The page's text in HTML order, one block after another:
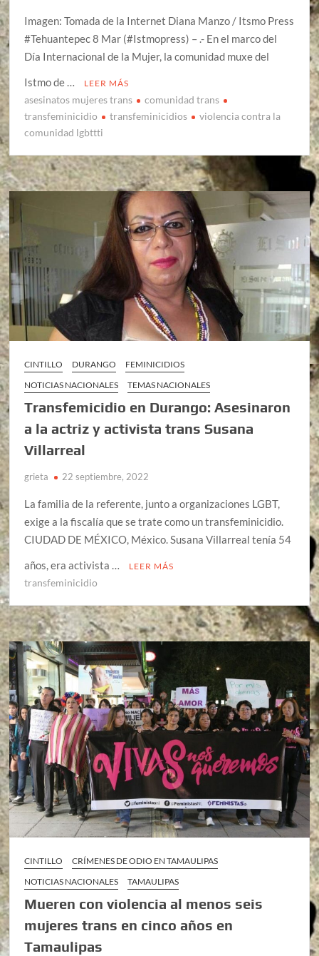
Imagen: Tomada de la Internet Diana Manzo / Itsmo Press
#Tehuantepec 8 Mar (#Istmopress) – .- En el marco del
Día Internacional de la Mujer, la comunidad muxe del
Istmo de …
LEER MÁS
asesinatos mujeres trans
comunidad trans
transfeminicidio
transfeminicidios
violencia contra la
comunidad lgbttti
CINTILLO DURANGO
FEMINICIDIOS
NOTICIAS NACIONALES
TEMAS NACIONALES
Transfemicidio en Durango: Asesinaron
a la actriz y activista trans Susana
Villarreal
grieta 22 septiembre, 2022
La familia de la referente, junto a organizaciones LGBT,
exige a la fiscalía que se trate como un transfeminicidio.
CIUDAD DE MÉXICO, México. Susana Villarreal tenía 54
años, era activista …
LEER MÁS
transfeminicidio
CINTILLO
CRÍMENES DE ODIO EN TAMAULIPAS
NOTICIAS NACIONALES
TAMAULIPAS
Mueren con violencia al menos seis
mujeres trans en cinco años en
Tamaulipas